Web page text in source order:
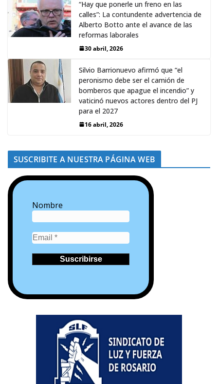
“Hay que ponerle un freno en las
calles”: La contundente advertencia de
Alberto Botto ante el avance de las
reformas laborales
30 abril, 2026
Silvio Barrionuevo afirmó que “el
peronismo debe ser el camión de
bomberos que apague el incendio” y
vaticinó nuevos actores dentro del PJ
para el 2027
16 abril, 2026
SUSCRIBITE A NUESTRA PÁGINA WEB
Nombre